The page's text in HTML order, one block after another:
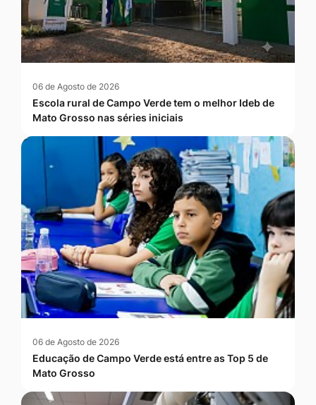
06 de Agosto de 2026
Escola rural de Campo Verde tem o melhor Ideb de
Mato Grosso nas séries iniciais
06 de Agosto de 2026
Educação de Campo Verde está entre as Top 5 de
Mato Grosso